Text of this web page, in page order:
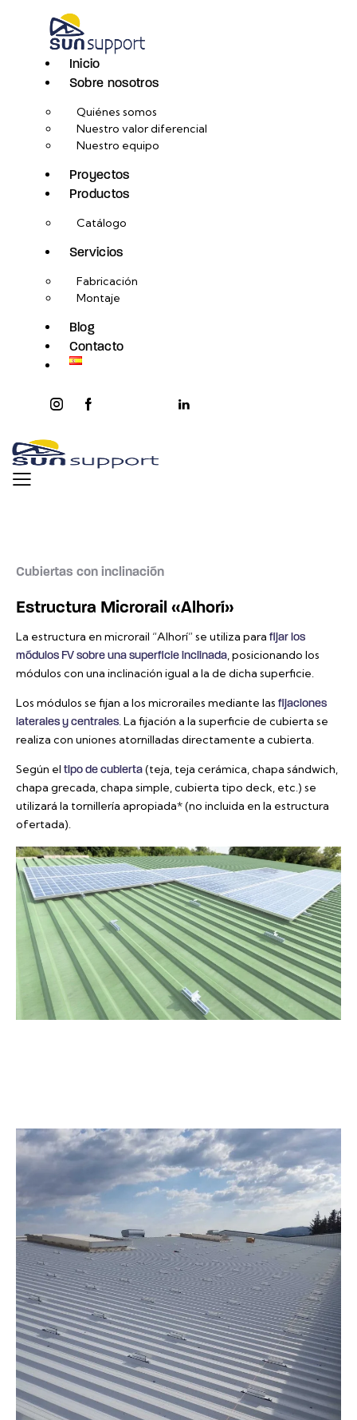
Inicio
Sobre nosotros
Quiénes somos
Nuestro valor diferencial
Nuestro equipo
Proyectos
Productos
Catálogo
Servicios
Fabricación
Montaje
Blog
Contacto
instagramfacebook-
youtube2
linkedin
Cubiertas con inclinación
Estructura Microrail «Alhorí»
La estructura en microrail “Alhorí” se utiliza para fijar los
módulos FV sobre una superficie inclinada, posicionando los
módulos con una inclinación igual a la de dicha superficie.
Los módulos se fijan a los microrailes mediante las fijaciones
laterales y centrales. La fijación a la superficie de cubierta se
realiza con uniones atornilladas directamente a cubierta.
Según el tipo de cubierta(teja, teja cerámica, chapa sándwich,
chapa grecada, chapa simple, cubierta tipo deck, etc.) se
utilizará la tornillería apropiada* (no incluida en la estructura
ofertada).